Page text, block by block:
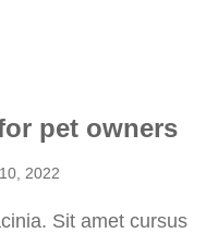
pet owners
2022
Sit amet cursus